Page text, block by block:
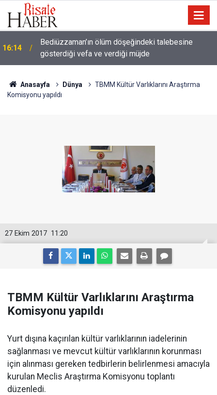
14:57
Meta'ya çocuk güvenliği davasında rekor ceza: 567
milyon dolar ödeyecek
Anasayfa Dünya
TBMM Kültür Varlıklarını Araştırma
Komisyonu yapıldı
11:20
27 Ekim 2017
TBMM Kültür Varlıklarını Araştırma
Komisyonu yapıldı
Yurt dışına kaçırılan kültür varlıklarının iadelerinin
sağlanması ve mevcut kültür varlıklarının korunması
için alınması gereken tedbirlerin belirlenmesi amacıyla
kurulan Meclis Araştırma Komisyonu toplantı
düzenledi.